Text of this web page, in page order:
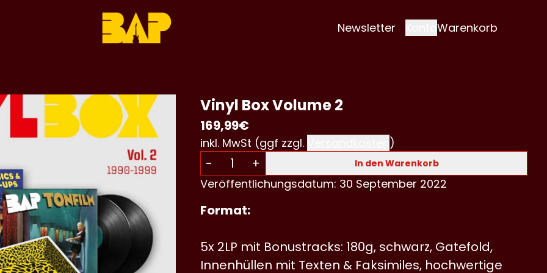
Newsletter Warenkorb
Vinyl Box Volume 2
169,99€
inkl. MwSt (ggf zzgl. )
Anzahl
- + In den Warenkorb
Veröffentlichungsdatum: 30 September 2022
Format:
5x 2LP mit Bonustracks: 180g, schwarz, Gatefold,
Innenhüllen mit Texten & Faksimiles, hochwertige